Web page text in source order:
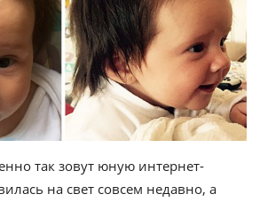
так зовут юную интернет-
на свет совсем недавно, а